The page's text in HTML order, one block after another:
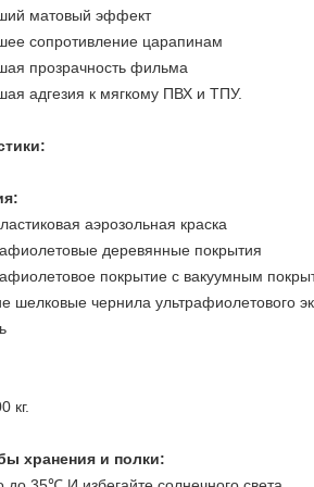
матовый эффект
сопротивление царапинам
прозрачность фильма
адгезия к мягкому ПВХ и ТПУ.
аэрозольная краска
деревянные покрытия
покрытие с вакуумным
шелковые чернила ультрафиолетового
кг.
хранения и полки: